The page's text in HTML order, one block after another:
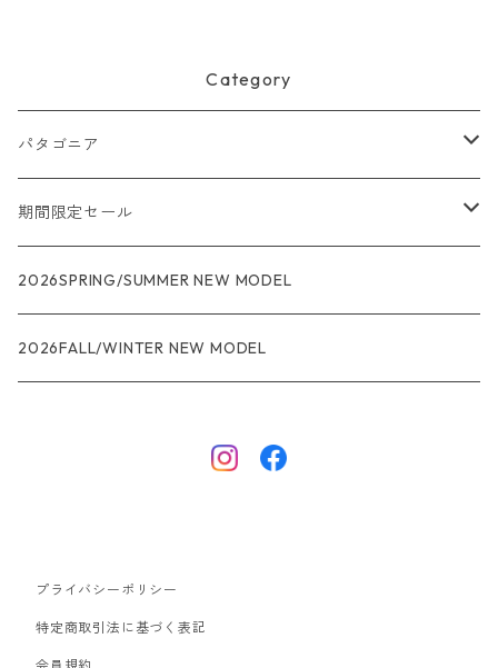
Category
パタゴニア
メンズ
R1
ウィメンズ
R1
ジャケット・アウター
ボードショーツ
期間限定セール
★★★
レインウェアー
2026SPRING/SUMMER NEW MODEL
2026FALL/WINTER NEW MODEL
プライバシーポリシー
特定商取引法に基づく表記
会員規約